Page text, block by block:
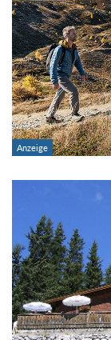
Region:
Gebirge:
Hütten-Typ:
Übernachtung:
Suchbegriff: